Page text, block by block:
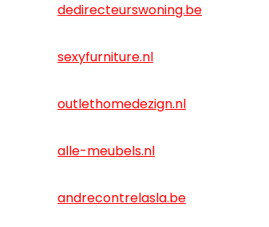
dedirecteurswoning.be
sexyfurniture.nl
outlethomedezign.nl
alle-meubels.nl
andrecontrelasla.be